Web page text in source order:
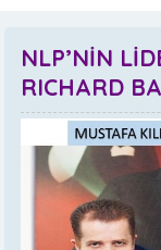
NLP’NİN
RICHARD